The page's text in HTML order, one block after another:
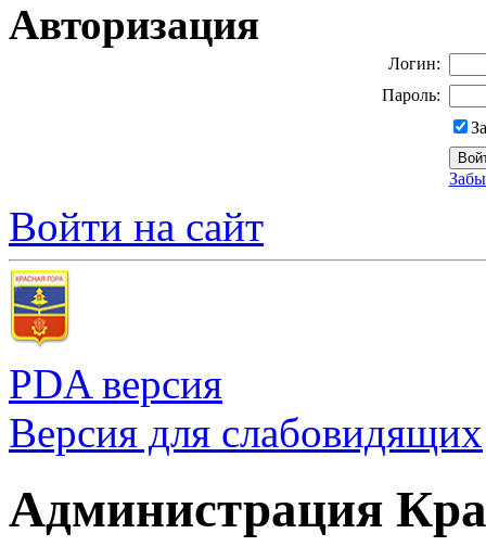
Авторизация
Логин:
Пароль:
Войти на сайт
PDA версия
Версия для слабовидящих
Администрация